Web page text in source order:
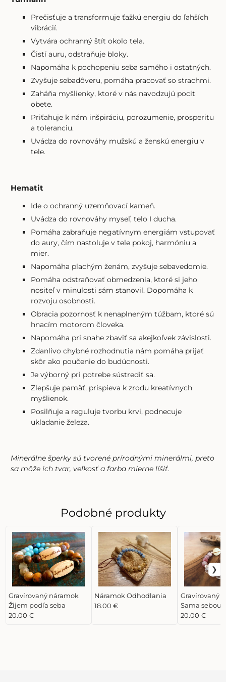
Prečisťuje a transformuje ťažkú energiu do ľahších
vibrácií.
Vytvára ochranný štít okolo tela.
Čistí auru, odstraňuje bloky.
Napomáha k pochopeniu seba samého i ostatných.
Zvyšuje sebadôveru, pomáha pracovať so strachmi.
Zaháňa myšlienky, ktoré v nás navodzujú pocit
obete.
Priťahuje k nám inšpiráciu, porozumenie, prosperitu
a toleranciu.
Uvádza do rovnováhy mužskú a ženskú energiu v
tele.
Hematit
Ide o ochranný uzemňovací kameň.
Uvádza do rovnováhy myseľ, telo I ducha.
Pomáha zabraňuje negatívnym energiám vstupovať
do aury, čím nastoluje v tele pokoj, harmóniu a
mier.
Napomáha plachým ženám, zvyšuje sebavedomie.
Pomáha odstraňovať obmedzenia, ktoré si jeho
nositeľ v minulosti sám stanovil. Dopomáha k
rozvoju osobnosti.
Obracia pozornosť k nenaplneným túžbam, ktoré sú
hnacím motorom človeka.
Napomáha pri snahe zbaviť sa akejkoľvek závislosti.
Zdanlivo chybné rozhodnutia nám pomáha prijať
skôr ako poučenie do budúcnosti.
Je výborný pri potrebe sústrediť sa.
Zlepšuje pamäť, prispieva k zrodu kreatívnych
myšlienok.
Posilňuje a reguluje tvorbu krvi, podnecuje
ukladanie železa.
Minerálne šperky sú tvorené prírodnými minerálmi, preto
sa môže ich tvar, veľkosť a farba mierne líšiť.
Podobné produkty
Gravírovaný náramok
Žijem podľa seba
20.00 €
Náramok Odhodlania
18.00 €
Gravírovaný
Sama sebou
20.00 €